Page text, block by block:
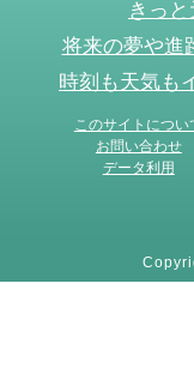
きっ
将来の夢や進
時刻も天気も
このサイトについ
お問い合わせ
データ利用